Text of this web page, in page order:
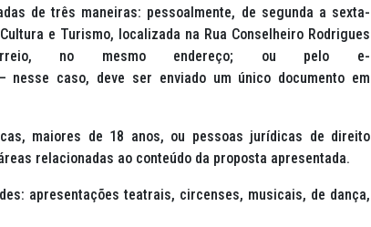
de três maneiras: pessoalmente, de segunda a sexta-
e Turismo, localizada na Rua Conselheiro Rodrigues
no mesmo endereço; ou pelo e-
nesse caso, deve ser enviado um único documento em
maiores de 18 anos, ou pessoas jurídicas de direito
relacionadas ao conteúdo da proposta apresentada.
apresentações teatrais, circenses, musicais, de dança,